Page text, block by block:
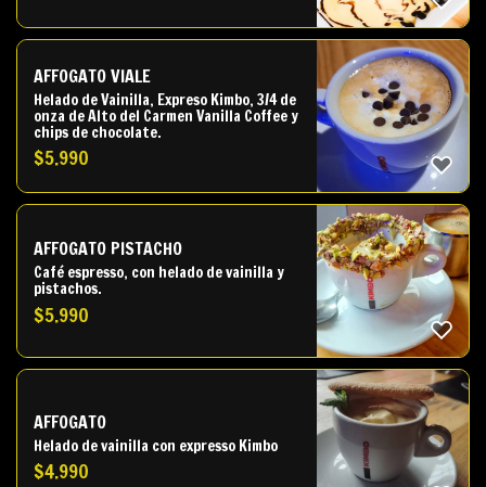
AFFOGATO VIALE
Helado de Vainilla, Expreso Kimbo, 3/4 de
onza de Alto del Carmen Vanilla Coffee y
chips de chocolate.
$5.990
AFFOGATO PISTACHO
Café espresso, con helado de vainilla y
pistachos.
$5.990
AFFOGATO
Helado de vainilla con expresso Kimbo
$4.990